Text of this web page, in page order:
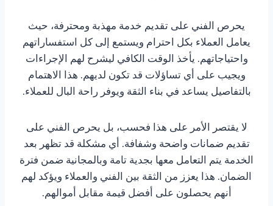
يحرص الفني على تقديم خدمة مهذبة ومحترفة، حيث
يعامل العملاء بكل احترام ويستمع إلى كل استفساراتهم
واحتياجاتهم. يأخذ الوقت الكافي ليشرح لهم الإجراءات
ويجيب على أي تساؤلات قد تكون لديهم. هذا الاهتمام
بالتفاصيل يساعد في بناء الثقة ويوفر راحة البال للعملاء.
لا يقتصر الأمر على هذا فحسب، بل يحرص الفني على
تقديم ضمانات واضحة وشفافة. أي مشكلة قد تظهر بعد
الخدمة يتم التعامل معها بجدية تامة وبالمجانية ضمن فترة
الضمان. هذا يعزز من الثقة بين الفني والعملاء ويؤكد لهم
أنهم يحصلون على أفضل قيمة مقابل أموالهم.